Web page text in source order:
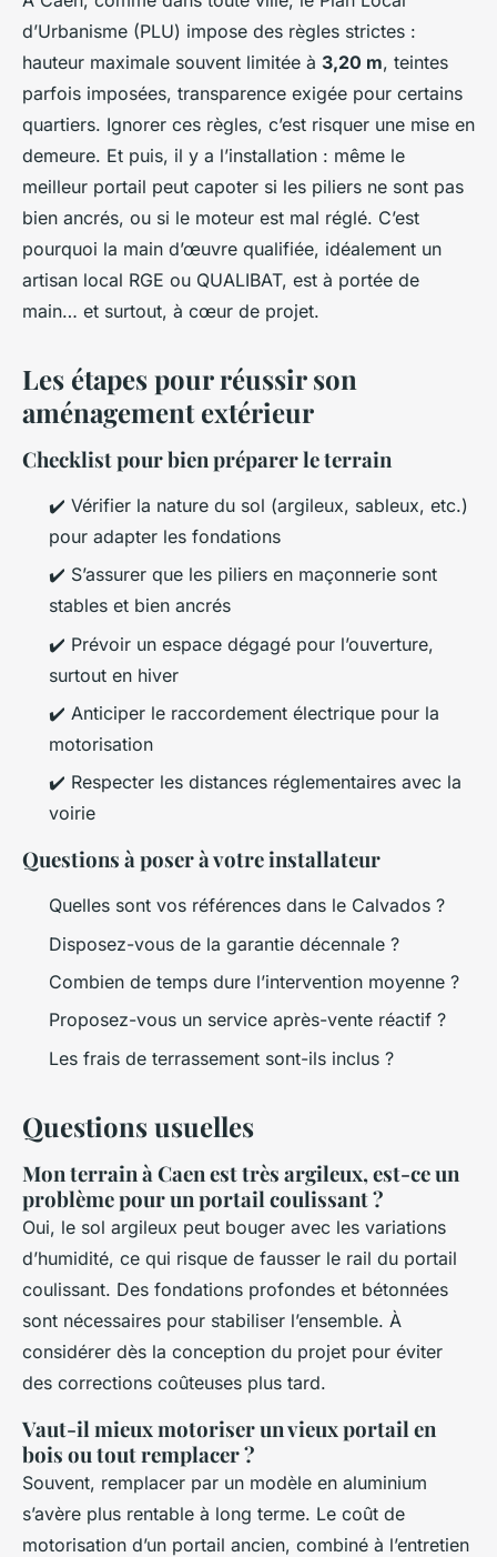
d’Urbanisme (PLU) impose des règles strictes :
hauteur maximale souvent limitée à 3,20 m, teintes
parfois imposées, transparence exigée pour certains
quartiers. Ignorer ces règles, c’est risquer une mise en
demeure. Et puis, il y a l’installation : même le
meilleur portail peut capoter si les piliers ne sont pas
bien ancrés, ou si le moteur est mal réglé. C’est
pourquoi la main d’œuvre qualifiée, idéalement un
artisan local RGE ou QUALIBAT, est à portée de
main… et surtout, à cœur de projet.
Les étapes pour réussir son
aménagement extérieur
Checklist pour bien préparer le terrain
✔️ Vérifier la nature du sol (argileux, sableux, etc.)
pour adapter les fondations
✔️ S’assurer que les piliers en maçonnerie sont
stables et bien ancrés
✔️ Prévoir un espace dégagé pour l’ouverture,
surtout en hiver
✔️ Anticiper le raccordement électrique pour la
motorisation
✔️ Respecter les distances réglementaires avec la
voirie
Questions à poser à votre installateur
Quelles sont vos références dans le Calvados ?
Disposez-vous de la garantie décennale ?
Combien de temps dure l’intervention moyenne ?
Proposez-vous un service après-vente réactif ?
Les frais de terrassement sont-ils inclus ?
Questions usuelles
Mon terrain à Caen est très argileux, est-ce un
problème pour un portail coulissant ?
Oui, le sol argileux peut bouger avec les variations
d’humidité, ce qui risque de fausser le rail du portail
coulissant. Des fondations profondes et bétonnées
sont nécessaires pour stabiliser l’ensemble. À
considérer dès la conception du projet pour éviter
des corrections coûteuses plus tard.
Vaut-il mieux motoriser un vieux portail en
bois ou tout remplacer ?
Souvent, remplacer par un modèle en aluminium
s’avère plus rentable à long terme. Le coût de
motorisation d’un portail ancien, combiné à l’entretien